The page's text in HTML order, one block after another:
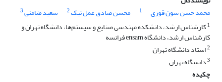
محمد حسن سون قوری
1 محسن صادق عمل نیک2 سعید ضامنی3
1کارشناس ارشد، دانشکده مهندسی صنایع و سیستم‌ها، دانشگاه تهران و
کارشناس ارشد، دانشگاه ensam فرانسه
2استاد دانشگاه تهران
3دانشگاه تهران
چکیده